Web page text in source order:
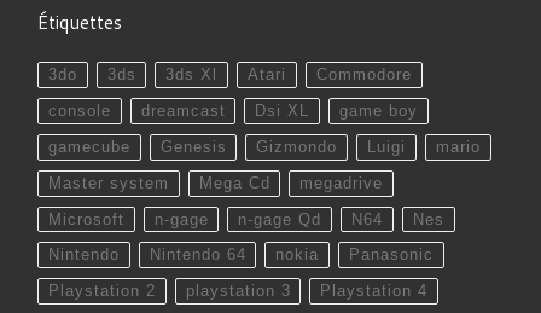
Étiquettes
3do 3ds 3ds Xl Atari Commodore
console dreamcast Dsi XL game boy
gamecube Genesis Gizmondo Luigi mario
Master system Mega Cd megadrive
Microsoft n-gage n-gage Qd N64 Nes
Nintendo Nintendo 64 nokia Panasonic
Playstation 2 playstation 3 Playstation 4